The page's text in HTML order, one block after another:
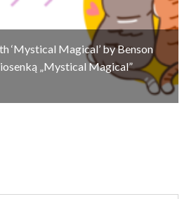
‘Mystical Magical’ by Benson
„Mystical Magical”